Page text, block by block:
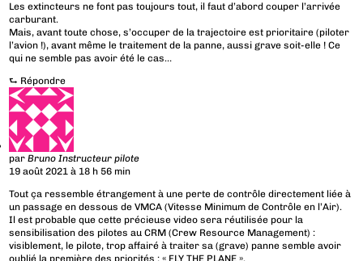
Les extincteurs ne font pas toujours tout, il faut d’abord couper l’arrivée
carburant.
Mais, avant toute chose, s’occuper de la trajectoire est prioritaire (piloter
l’avion !), avant même le traitement de la panne, aussi grave soit-elle ! Ce
qui ne semble pas avoir été le cas…
⮑ Répondre
parBruno Instructeur pilote
19 août 2021 à 18 h 56 min
Tout ça ressemble étrangement à une perte de contrôle directement liée à
un passage en dessous de VMCA (Vitesse Minimum de Contrôle en l’Air).
Il est probable que cette précieuse video sera réutilisée pour la
sensibilisation des pilotes au CRM (Crew Resource Management) :
visiblement, le pilote, trop affairé à traiter sa (grave) panne semble avoir